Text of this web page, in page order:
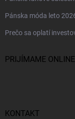
Pánska móda leto
Prečo sa oplatí
PRIJÍMAME
KONTAKT